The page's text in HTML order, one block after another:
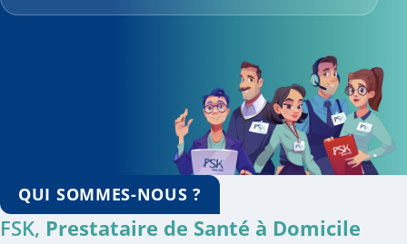
QUI SOMMES-NOUS ?
FSK, Prestataire de Santé à Domicile